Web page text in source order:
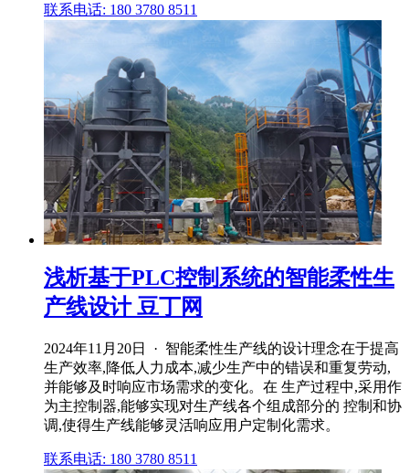
联系电话: 180 3780 8511
浅析基于PLC控制系统的智能柔性生
产线设计 豆丁网
2024年11月20日 · 智能柔性生产线的设计理念在于提高
生产效率,降低人力成本,减少生产中的错误和重复劳动,
并能够及时响应市场需求的变化。在 生产过程中,采用作
为主控制器,能够实现对生产线各个组成部分的 控制和协
调,使得生产线能够灵活响应用户定制化需求。
联系电话: 180 3780 8511